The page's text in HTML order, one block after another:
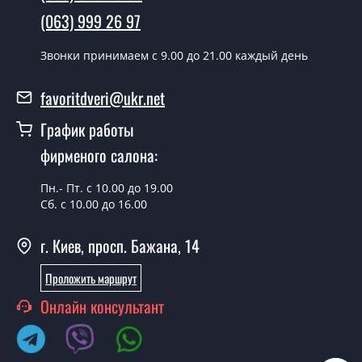
день.
замерщика?
Да можно.
У вас есть в наличии готовые
уличные двери?
дверей.
уличных дверей?
От 5200 грн.
Нужны уличные двери эконом
класса, что посоветуете?
Каждый наш совет индивидуальный, в том числе и по
(063) 999 26 97
Звонки принимаем c 9.00 до 21.00 каждый день
favoritdveri@ukr.net
График работы
фирменого салона:
Пн.- Пт. с 10.00 до 19.00
Сб. с 10.00 до 16.00
г. Киев, просп. Бажана, 14
Проложить маршрут
Онлайн консультант